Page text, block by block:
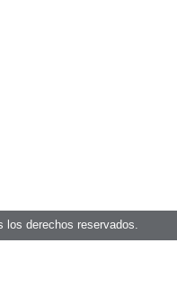
los derechos reservados.